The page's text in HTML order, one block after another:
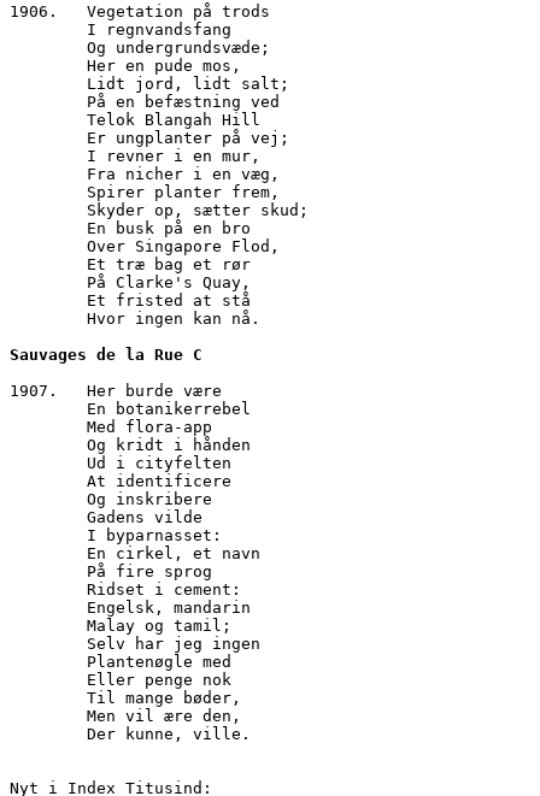
1906.   Vegetation på trods
        I regnvandsfang
        Og undergrundsvæde;
        Her en pude mos,
        Lidt jord, lidt salt;
        På en befæstning ved
        Telok Blangah Hill
        Er ungplanter på vej;
        I revner i en mur,
        Fra nicher i en væg,
        Spirer planter frem,
        Skyder op, sætter skud;
        En busk på en bro
        Over Singapore Flod,
        Et træ bag et rør
        På Clarke's Quay,
        Et fristed at stå
        Hvor ingen kan nå.
Sauvages de la Rue C
1907.	Her burde være
        En botanikerrebel
        Med flora-app
        Og kridt i hånden
        Ud i cityfelten
        At identificere
        Og inskribere
        Gadens vilde
        I byparnasset:
        En cirkel, et navn
        På fire sprog
        Ridset i cement:
        Engelsk, mandarin
        Malay og tamil;
        Selv har jeg ingen
        Plantenøgle med
        Eller penge nok
        Til mange bøder,
        Men vil ære den,
        Der kunne, ville.
Nyt i Index Titusind: